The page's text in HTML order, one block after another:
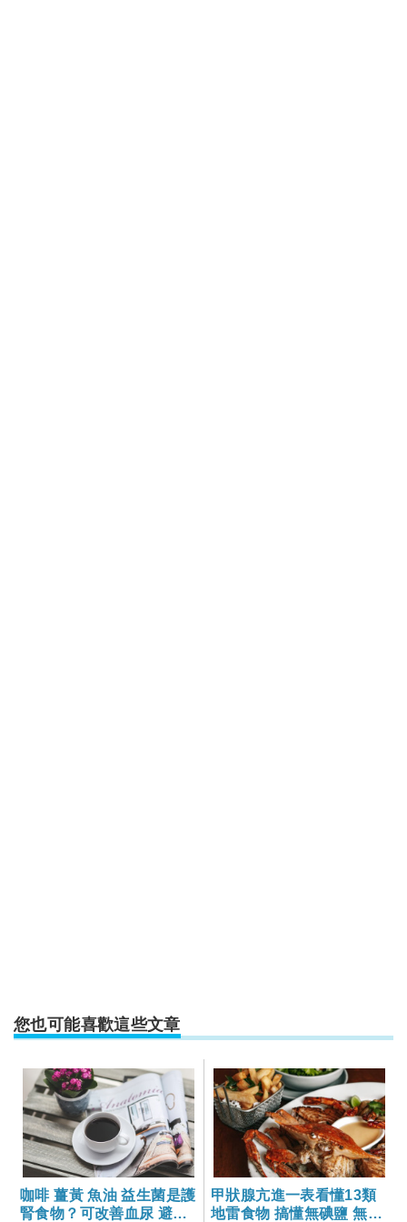
您也可能喜歡這些文章
咖啡 薑黃 魚油 益生菌是護
腎食物？可改善血尿 避免
甲狀腺亢進一表看懂13類
地雷食物 搞懂無碘鹽 無碘